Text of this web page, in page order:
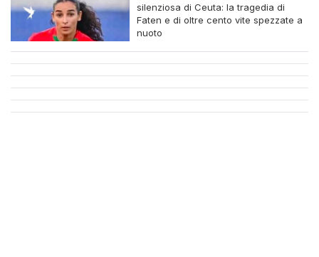
silenziosa di Ceuta: la tragedia di
Faten e di oltre cento vite spezzate a
nuoto